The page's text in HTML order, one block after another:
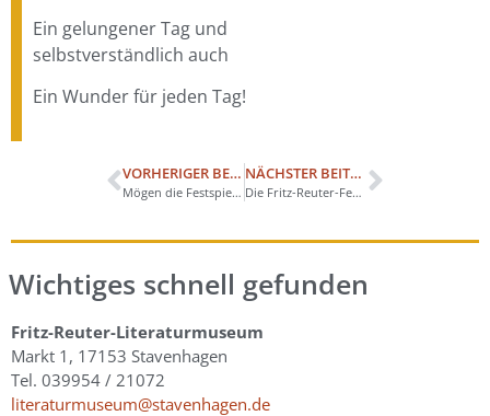
Ein gelungener Tag und
selbstverständlich auch
Ein Wunder für jeden Tag!
VORHERIGER BEITRAG
Mögen die Festspiele beginnen
NÄCHSTER BEITRAG
Die Fritz-Reuter-Festspiele gehen weiter
Wichtiges schnell gefunden
Fritz-Reuter-Literaturmuseum
Markt 1, 17153 Stavenhagen
Tel. 039954 / 21072
literaturmuseum@stavenhagen.de